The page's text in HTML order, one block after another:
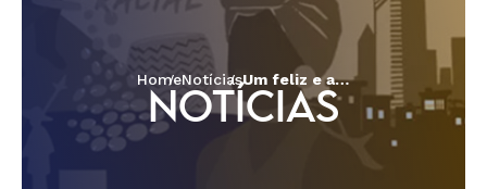
HomeNotícias Um feliz e abençoado Natal!
NOTÍCIAS